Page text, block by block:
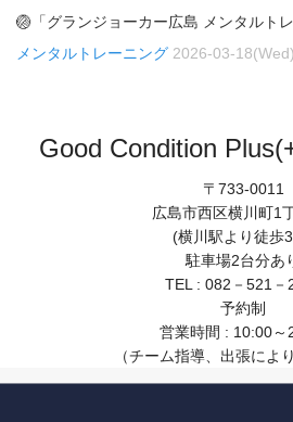
🏐「グランジョーカー広島 メンタルト
メンタルトレーニング 2026-03-18(Wed)
Good Condition
〒733-0011
広島市西区横川町1
(横川駅より徒歩
駐車場2台分あ
TEL : 082－521－
予約制
営業時間 : 10:00～
（チーム指導、出張によ